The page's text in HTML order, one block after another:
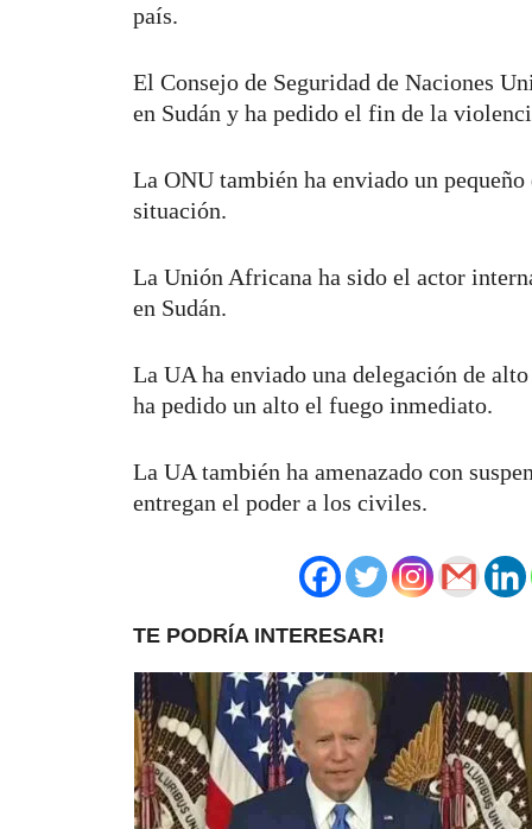
país.
El Consejo de Seguridad de Naciones
en Sudán y ha pedido el fin de la
La ONU también ha enviado un
situación.
La Unión Africana ha sido el actor
en Sudán.
La UA ha enviado una delegación de
ha pedido un alto el fuego inmediato.
La UA también ha amenazado con
entregan el poder a los civiles.
TE PODRÍA INTERESAR!